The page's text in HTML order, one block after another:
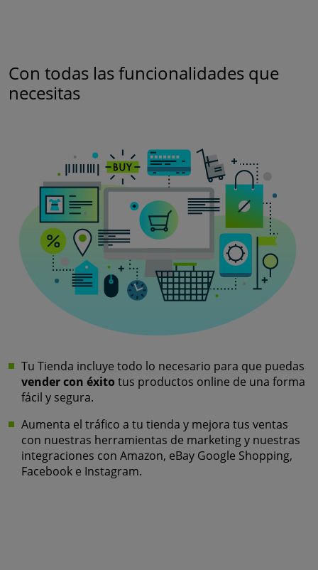
Con todas las funcionalidades que
necesitas
Tu Tienda incluye todo lo necesario para que puedas
vender con éxito tus productos online de una forma
fácil y segura.
Aumenta el tráfico a tu tienda y mejora tus ventas
con nuestras herramientas de marketing y nuestras
integraciones con Amazon, eBay Google Shopping,
Facebook e Instagram.